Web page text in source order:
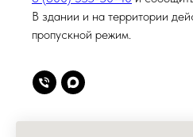
В здании и на территории
пропускной режим.